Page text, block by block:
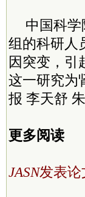
中国科
组的科研人
因突变，引
这一研究为
报 李天舒 朱
更多阅读
JASN发表论